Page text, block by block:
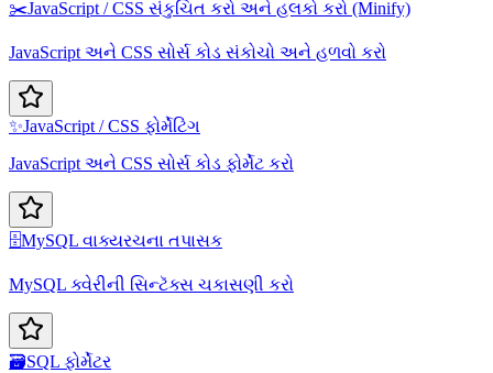
✂️JavaScript / CSS સંકુચિત કરો અને હલકો કરો (Minify)
JavaScript અને CSS સોર્સ કોડ સંકોચો અને હળવો કરો
✨JavaScript / CSS ફોર્મેટિંગ
JavaScript અને CSS સોર્સ કોડ ફોર્મેટ કરો
🗄️MySQL વાક્યરચના તપાસક
MySQL ક્વેરીની સિન્ટૅક્સ ચકાસણી કરો
🗃️SQL ફોર્મેટર